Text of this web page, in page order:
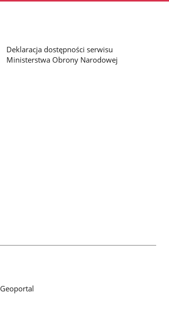
Deklaracja dostępności serwisu
Ministerstwa Obrony Narodowej
Geoportal